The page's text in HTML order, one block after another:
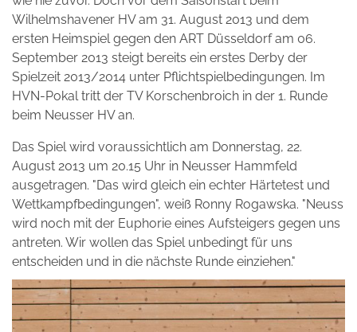
Wilhelmshavener HV am 31. August 2013 und dem
ersten Heimspiel gegen den ART Düsseldorf am 06.
September 2013 steigt bereits ein erstes Derby der
Spielzeit 2013/2014 unter Pflichtspielbedingungen. Im
HVN-Pokal tritt der TV Korschenbroich in der 1. Runde
beim Neusser HV an.
Das Spiel wird voraussichtlich am Donnerstag, 22.
August 2013 um 20.15 Uhr in Neusser Hammfeld
ausgetragen. "Das wird gleich ein echter Härtetest und
Wettkampfbedingungen", weiß Ronny Rogawska. "Neuss
wird noch mit der Euphorie eines Aufsteigers gegen uns
antreten. Wir wollen das Spiel unbedingt für uns
entscheiden und in die nächste Runde einziehen."